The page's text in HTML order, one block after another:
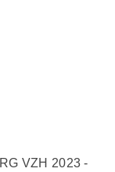
VZH 2023 -